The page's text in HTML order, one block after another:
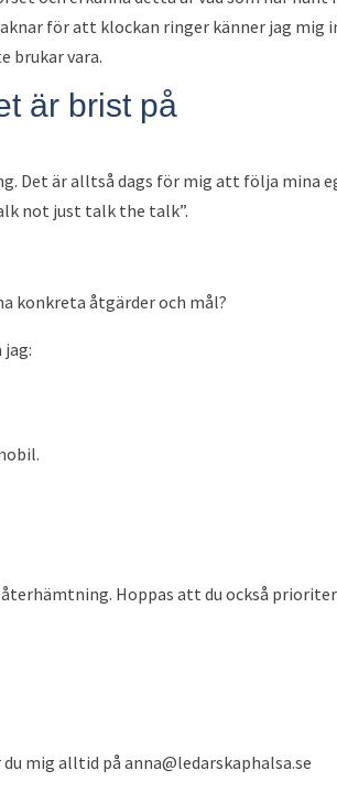
för att klockan ringer känner jag mig
brukar vara.
är brist på
Det är alltså dags för mig att följa mina
not just talk the talk”.
konkreta åtgärder och mål?
jag:
Hoppas att du också
mig alltid på anna@ledarskaphalsa.se